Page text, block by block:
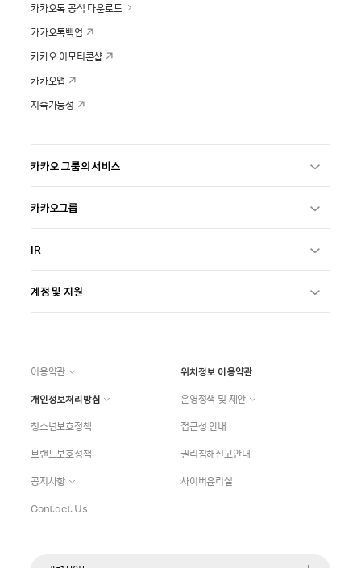
카카오톡 공식 다운로드
카카오톡백업
카카오 이모티콘샵
카카오맵
지속가능성
카카오 그룹의 서비스
카카오그룹
IR
계정 및 지원
이용약관
위치정보 이용약관
개인정보처리방침
운영정책 및 제안
청소년보호정책
접근성 안내
브랜드보호정책
권리침해신고안내
공지사항
사이버윤리실
Contact Us